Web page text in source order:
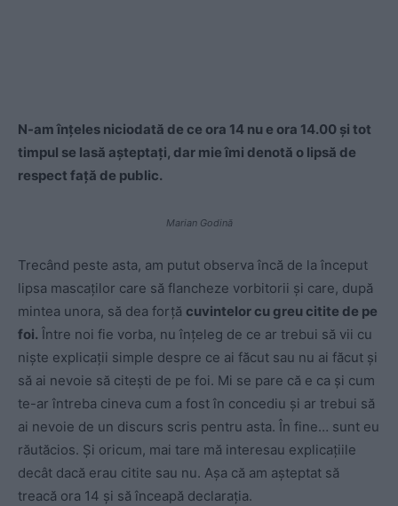
N-am înțeles niciodată de ce ora 14 nu e ora 14.00 și tot
timpul se lasă așteptați, dar mie îmi denotă o lipsă de
respect față de public.
Marian Godină
Trecând peste asta, am putut observa încă de la început
lipsa mascaților care să flancheze vorbitorii și care, după
mintea unora, să dea forță cuvintelor cu greu citite de pe
foi. Între noi fie vorba, nu înțeleg de ce ar trebui să vii cu
niște explicații simple despre ce ai făcut sau nu ai făcut și
să ai nevoie să citești de pe foi. Mi se pare că e ca și cum
te-ar întreba cineva cum a fost în concediu și ar trebui să
ai nevoie de un discurs scris pentru asta. În fine… sunt eu
răutăcios. Și oricum, mai tare mă interesau explicațiile
decât dacă erau citite sau nu. Așa că am așteptat să
treacă ora 14 și să înceapă declarația.